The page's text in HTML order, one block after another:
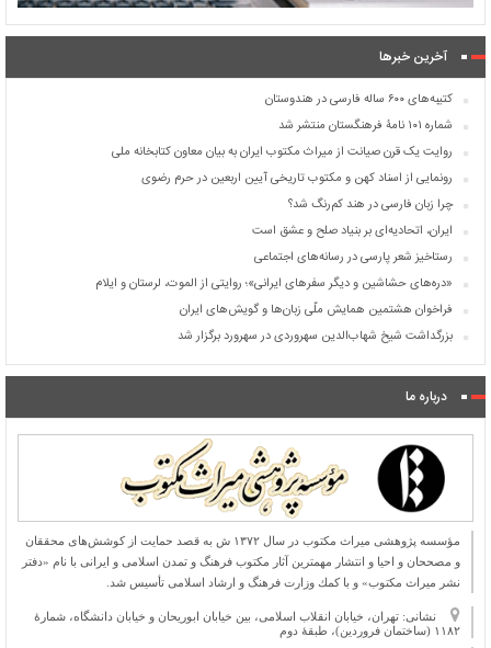
آخرین خبرها
کتیبه‌های ۶۰۰ ساله فارسی در هندوستان
شماره ۱۰۱ نامۀ فرهنگستان منتشر شد
روایت یک قرن صیانت از میراث مکتوب ایران به بیان معاون کتابخانه ملی
رونمایی از اسناد کهن و مکتوب تاریخی آیین اربعین در حرم رضوی
چرا زبان فارسی در هند کم‌رنگ شد؟
ایران، اتحادیه‌ای بر بنیاد صلح و عشق است
رستاخیز شعر پارسی در رسانه‌های اجتماعی
«دره‌های حشاشین و دیگر سفرهای ایرانی»؛ روایتی از الموت، لرستان و ایلام
فراخوان هشتمین همایش ملّی زبان‌ها و گویش‌های ایران
بزرگداشت شیخ شهاب‌الدین سهروردی در سهرورد برگزار شد
درباره ما
مؤسسه پژوهشی میراث مكتوب در سال ۱۳۷۲ ش به قصد حمایت از كوشش‌های محققان
و مصححان و احیا و انتشار مهمترین آثار مكتوب فرهنگ و تمدن اسلامی و ایرانی با نام «دفتر
نشر میراث مكتوب» و با كمك وزارت فرهنگ و ارشاد اسلامی تأسیس شد.
نشانی: تهران، خیابان انقلاب اسلامی، بین خیابان ابوریحان و خیابان دانشگاه، شمارۀ
۱۱۸۲ (ساختمان فروردین)، طبقۀ دوم